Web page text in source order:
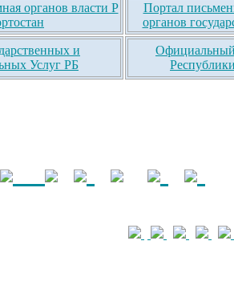
органов власти Р
Портал
органов
и
Услуг РБ
Официальный